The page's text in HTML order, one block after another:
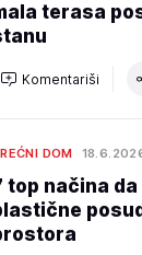
terasa
Komentariši
DOM
top načina